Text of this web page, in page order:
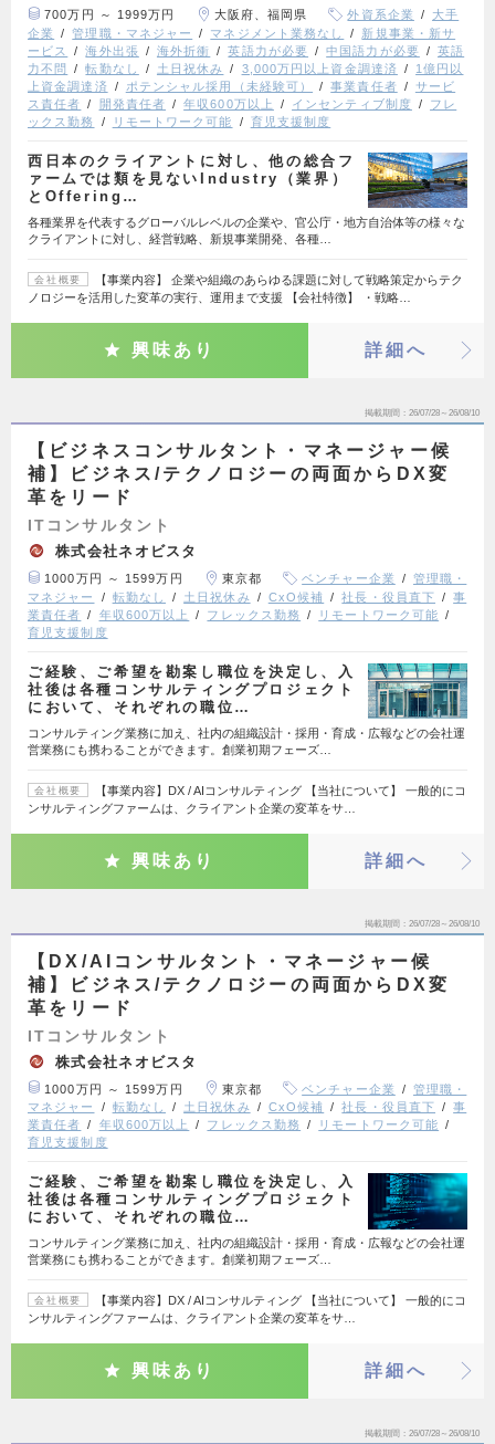
700万円 ～ 1999万円 大阪府、福岡県 外資系企業
大手
企業
管理職・マネジャー マネジメント業務なし
新規事業・新サ
ービス
海外出張 海外折衝 英語力が必要 中国語力が必要
英語
力不問
転勤なし 土日祝休み 3,000万円以上資金調達済
1億円以
上資金調達済
ポテンシャル採用（未経験可） 事業責任者
サービ
ス責任者
開発責任者 年収600万以上 インセンティブ制度
フレ
ックス勤務
リモートワーク可能 育児支援制度
西日本のクライアントに対し、他の総合フ
ァームでは類を見ないIndustry（業界）
とOffering…
各種業界を代表するグローバルレベルの企業や、官公庁・地方自治体等の様々な
クライアントに対し、経営戦略、新規事業開発、各種…
会社概要
【事業内容】 企業や組織のあらゆる課題に対して戦略策定からテク
ノロジーを活用した変革の実行、運用まで支援 【会社特徴】 ・戦略…
興味あり 詳細へ
掲載期間 26/07/28～26/08/10
【ビジネスコンサルタント・マネージャー候
補】ビジネス/テクノロジーの両面からDX変
革をリード
ITコンサルタント
株式会社ネオビスタ
1000万円 ～ 1599万円 東京都 ベンチャー企業
管理職・
マネジャー
転勤なし 土日祝休み CxO候補 社長・役員直下
事
業責任者
年収600万以上 フレックス勤務
リモートワーク可能
育児支援制度
ご経験、ご希望を勘案し職位を決定し、入
社後は各種コンサルティングプロジェクト
において、それぞれの職位…
コンサルティング業務に加え、社内の組織設計・採用・育成・広報などの会社運
営業務にも携わることができます。創業初期フェーズ…
会社概要
【事業内容】DX / AIコンサルティング 【当社について】 一般的にコ
ンサルティングファームは、クライアント企業の変革をサ…
興味あり 詳細へ
掲載期間 26/07/28～26/08/10
【DX/AIコンサルタント・マネージャー候
補】ビジネス/テクノロジーの両面からDX変
革をリード
ITコンサルタント
株式会社ネオビスタ
1000万円 ～ 1599万円 東京都 ベンチャー企業
管理職・
マネジャー
転勤なし 土日祝休み CxO候補 社長・役員直下
事
業責任者
年収600万以上 フレックス勤務
リモートワーク可能
育児支援制度
ご経験、ご希望を勘案し職位を決定し、入
社後は各種コンサルティングプロジェクト
において、それぞれの職位…
コンサルティング業務に加え、社内の組織設計・採用・育成・広報などの会社運
営業務にも携わることができます。創業初期フェーズ…
会社概要
【事業内容】DX / AIコンサルティング 【当社について】 一般的にコ
ンサルティングファームは、クライアント企業の変革をサ…
興味あり 詳細へ
掲載期間 26/07/28～26/08/10